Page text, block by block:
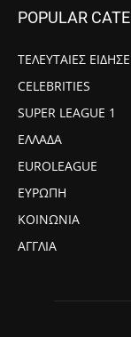
POPULAR
ΤΕΛΕΥΤΑΙΕΣ
CELEBRITIES
SUPER LEAGUE 1
ΕΛΛΑΔΑ
EUROLEAGUE
ΕΥΡΩΠΗ
ΚΟΙΝΩΝΙΑ
ΑΓΓΛΙΑ